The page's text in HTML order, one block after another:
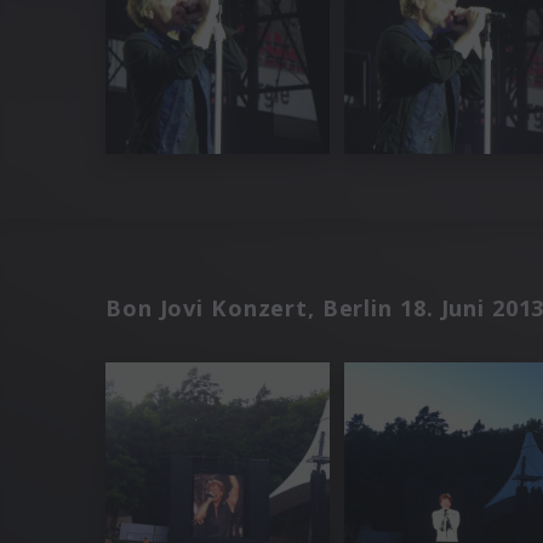
Bon Jovi Konzert, Berlin 18. Juni